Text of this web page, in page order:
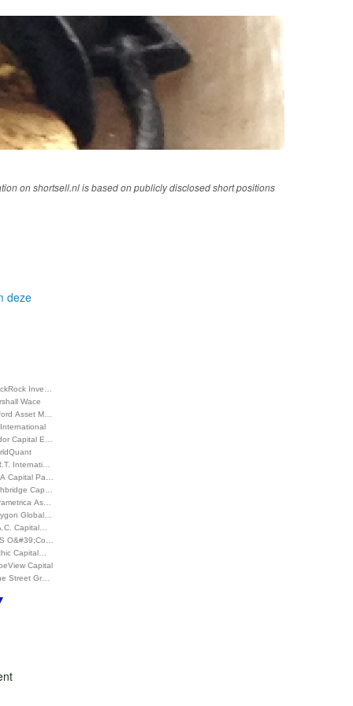
on shortsell.nl is based on publicly disclosed short positions
deze
Inve…
Wace
Asset M…
Capital E…
Internati…
Capital Pa…
Cap…
As…
Global…
Capital…
O&#39;Co…
Capital…
Capital
Street Gr…